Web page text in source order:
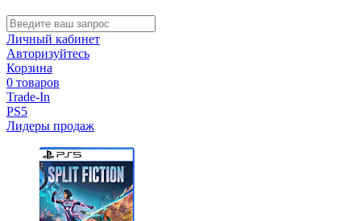
Личный кабинет
Авторизуйтесь
Корзина
0 товаров
Trade-In
PS5
Лидеры продаж